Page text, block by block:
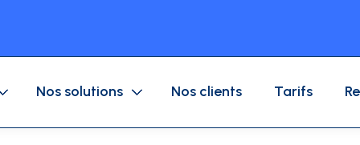
Nos solutions Nos clients Tarifs